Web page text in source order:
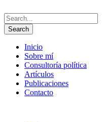
Inicio
Sobre mí
Consultoría política
Artículos
Publicaciones
Contacto